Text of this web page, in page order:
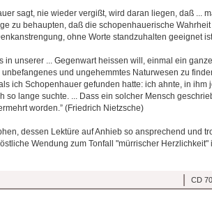
sagt, nie wieder vergißt, wird daran liegen, daß ...
zu behaupten, daß die schopenhauerische
ohne Worte standzuhalten geeignet
in unserer ... Gegenwart heissen will, einmal ein
und ungehemmtes Naturwesen zu
ich Schopenhauer gefunden hatte: ich ahnte, in
so lange suchte. ... Dass ein solcher Mensch
worden.” (Friedrich Nietzsche)
dessen Lektüre auf Anhieb so ansprechend und
Wendung zum Tonfall "mürrischer
CD